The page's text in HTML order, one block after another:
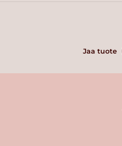
Jaa tuote